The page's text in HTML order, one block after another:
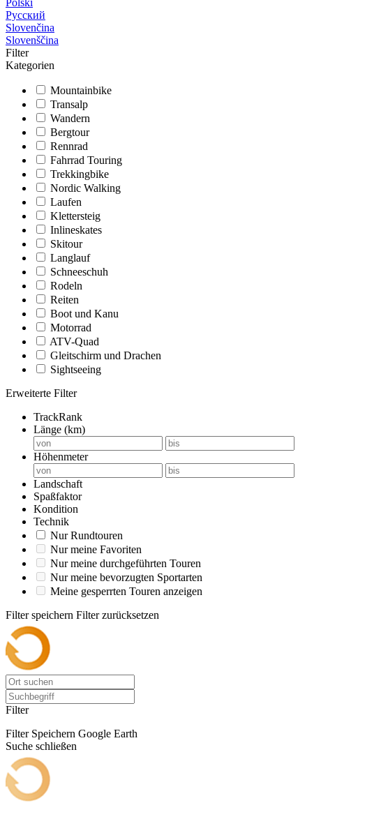
Polski
Русский
Slovenčina
Slovenščina
Filter
Kategorien
Mountainbike
Transalp
Wandern
Bergtour
Rennrad
Fahrrad Touring
Trekkingbike
Nordic Walking
Laufen
Klettersteig
Inlineskates
Skitour
Langlauf
Schneeschuh
Rodeln
Reiten
Boot und Kanu
Motorrad
ATV-Quad
Gleitschirm und Drachen
Sightseeing
Erweiterte Filter
TrackRank
Länge (km)
Höhenmeter
Landschaft
Spaßfaktor
Kondition
Technik
Nur Rundtouren
Nur meine Favoriten
Nur meine durchgeführten Touren
Nur meine bevorzugten Sportarten
Meine gesperrten Touren anzeigen
Filter speichern Filter zurücksetzen
Filter
Filter Speichern Google Earth
Suche schließen